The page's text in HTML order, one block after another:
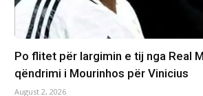
Po flitet për largimin e tij nga Real
qëndrimi i Mourinhos për Vinicius
August 2, 2026